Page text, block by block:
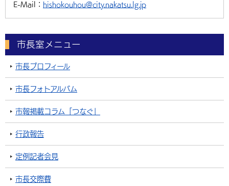
E-Mail： hishokouhou@city.nakatsu.lg.jp
市長室メニュー
市長プロフィール
市長フォトアルバム
市報掲載コラム「つなぐ」
行政報告
定例記者会見
市長交際費